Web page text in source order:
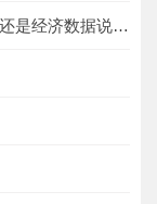
澳元遭澳洲联储会议记录推低，但后市还是经济数据说了算